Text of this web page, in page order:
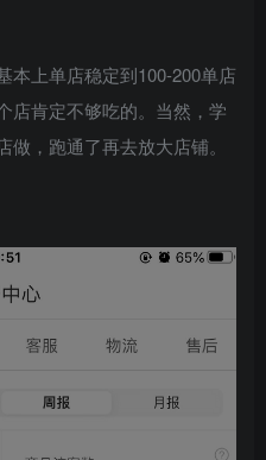
本上单店稳定到100-200单店
店肯定不够吃的。当然，学
，跑通了再去放大店铺。